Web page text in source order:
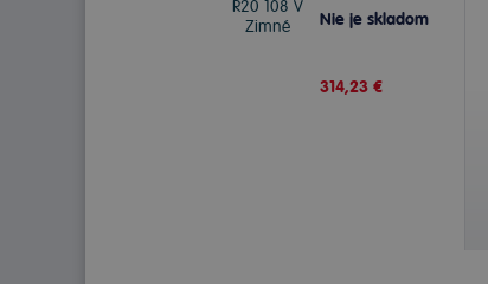
Nie je skladom
314,23 €